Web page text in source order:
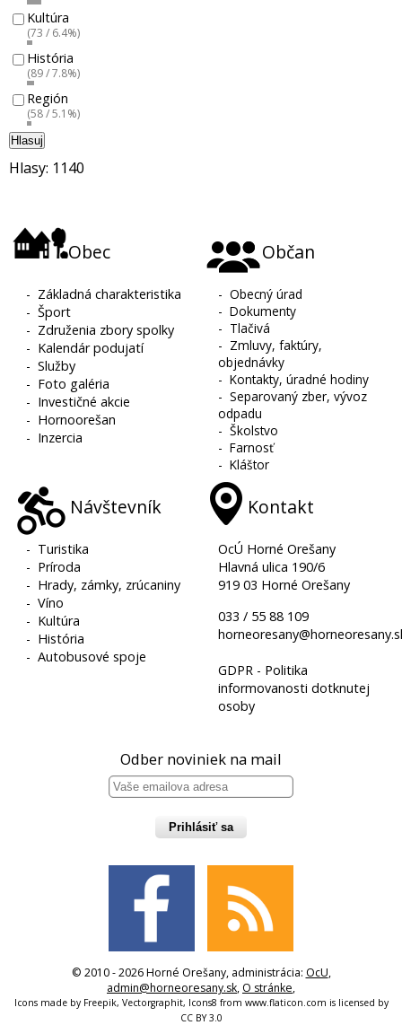
Kultúra
(73 / 6.4%)
História
(89 / 7.8%)
Región
(58 / 5.1%)
Hlasuj
Hlasy: 1140
Obec
- Základná charakteristika
-Šport
- Združenia zbory spolky
- Kalendár podujatí
-Služby
- Foto galéria
- Investičné akcie
- Hornoorešan
- Inzercia
Občan
-Obecný úrad
-Dokumenty
- Tlačivá
- Zmluvy, faktúry,
objednávky
-Kontakty, úradné hodiny
-Separovaný zber, vývoz
odpadu
-Školstvo
-Farnosť
-Kláštor
Návštevník
- Turistika
- Príroda
- Hrady, zámky, zrúcaniny
-Víno
- Kultúra
- História
-Autobusové spoje
Kontakt
OcÚ Horné Orešany
Hlavná ulica 190/6
919 03 Horné Orešany
033 / 55 88 109
GDPR - Politika
informovanosti dotknutej
osoby
Odber noviniek na mail
Prihlásiť sa
© 2010 - 2026 Horné Orešany, administrácia: OcU,
admin@horneoresany.sk, O stránke,
Icons made by Freepik, Vectorgraphit, Icons8 from www.flaticon.com is licensed by
CC BY 3.0